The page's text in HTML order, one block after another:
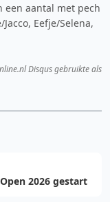
een aantal met pech
Eefje/Selena,
Disqus gebruikte als
2026 gestart